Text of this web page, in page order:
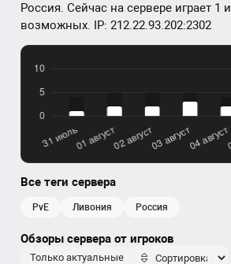
Россия. Сейчас на сервере играет 1
возможных. IP: 212.22.93.202:2302
Все теги сервера
PvE ливония россия
Обзоры сервера от игроков
Только актуальные